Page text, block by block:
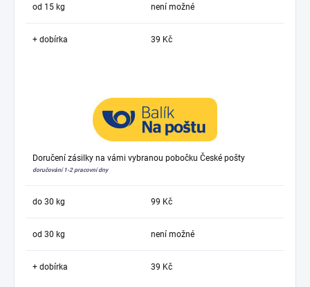
od 15 kg není možné
+ dobírka 39 Kč
Doručení zásilky na vámi vybranou pobočku České pošty
doručování 1-2 pracovní dny
do 30 kg 99 Kč
od 30 kg není možné
+ dobírka 39 Kč